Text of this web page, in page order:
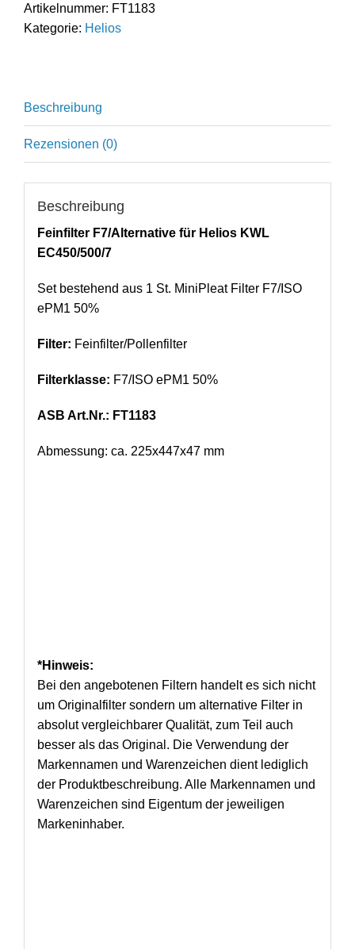
Helios
Artikelnummer: FT1183
Kategorie: Helios
Beschreibung
Rezensionen (0)
Beschreibung
Feinfilter F7/Alternative für Helios KWL
EC450/500/7
Set bestehend aus 1 St. MiniPleat Filter F7/ISO
ePM1 50%
Filter: Feinfilter/Pollenfilter
Filterklasse: F7/ISO ePM1 50%
ASB Art.Nr.: FT1183
Abmessung: ca. 225x447x47 mm
*Hinweis:
Bei den angebotenen Filtern handelt es sich nicht
um Originalfilter sondern um alternative Filter in
absolut vergleichbarer Qualität, zum Teil auch
besser als das Original. Die Verwendung der
Markennamen und Warenzeichen dient lediglich
der Produktbeschreibung. Alle Markennamen und
Warenzeichen sind Eigentum der jeweiligen
Markeninhaber.